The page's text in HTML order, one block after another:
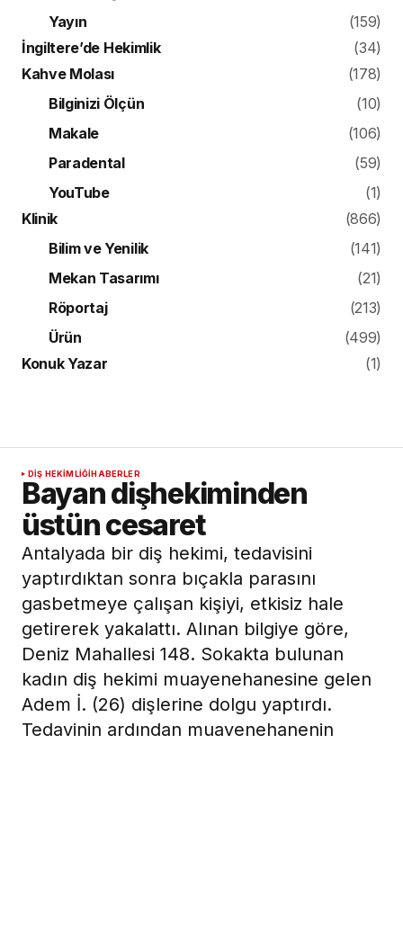
Yayın
(159)
İngiltere’de Hekimlik
(34)
Kahve Molası
(178)
Bilginizi Ölçün
(10)
Makale
(106)
Paradental
(59)
YouTube
(1)
Klinik
(866)
Bilim ve Yenilik
(141)
Mekan Tasarımı
(21)
Röportaj
(213)
Ürün
(499)
Konuk Yazar
(1)
DIŞ HEKIMLIĞIHABERLER
Bayan dişhekiminden
üstün cesaret
Antalyada bir diş hekimi, tedavisini
yaptırdıktan sonra bıçakla parasını
gasbetmeye çalışan kişiyi, etkisiz hale
getirerek yakalattı. Alınan bilgiye göre,
Deniz Mahallesi 148. Sokakta bulunan
kadın diş hekimi muayenehanesine gelen
Adem İ. (26) dişlerine dolgu yaptırdı.
Tedavinin ardından muayenehanenin